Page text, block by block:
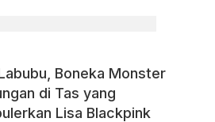
Boneka Monster
di Tas yang
Lisa Blackpink